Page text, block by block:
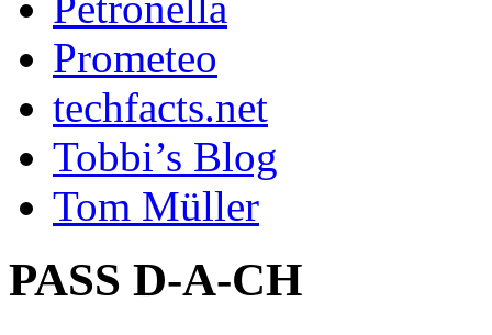
Prometeo
techfacts.net
Tobbi’s Blog
Tom Müller
PASS D-A-CH